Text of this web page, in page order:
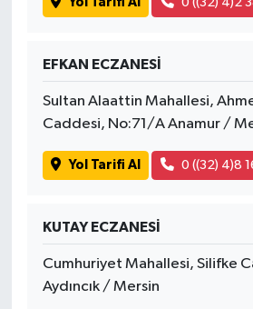
EFKAN ECZANESİ
Sultan Alaattin Mahallesi,
Caddesi, No:71/A Anamur /
Yol Tarifi Al 0 ((32) 4)8
KUTAY ECZANESİ
Cumhuriyet Mahallesi, Silifke
Aydıncık / Mersin